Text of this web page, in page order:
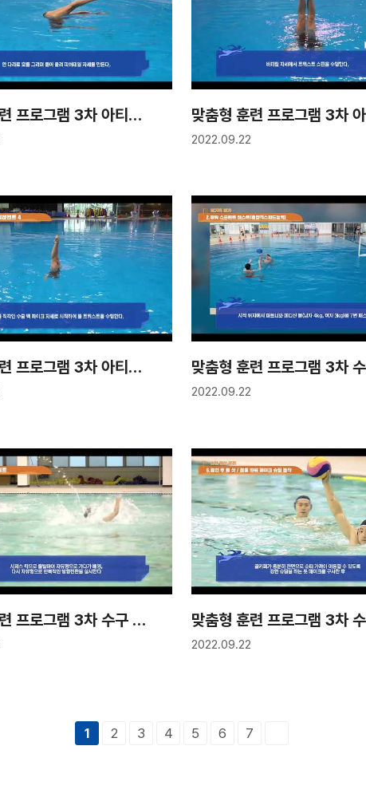
맞춤형 훈련 프로그램 3차 아티스틱스위밍 5강 "피겨"
2022.09.22
맞춤형 훈련 프로그램 3차 아티스틱스위밍 1강 "시니어1-1"
2022.09.22
맞춤형 훈련 프로그램 3차 수구 4강 "이동능력 향상을 위한 기본훈련"
2022.09.22
1 2 3 4 5 6 7